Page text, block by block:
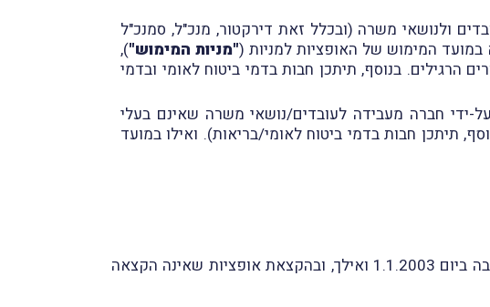
ולנושאי משרה (ובכלל זאת דירקטור, מנכ"ל, סמנכ"ל
המימוש של האופציות למניות ("מניות המימוש"),
הרגילים. בנוסף, תיתכן חבות בדמי ביטוח לאומי ובדמי
ידי חברה מעבידה לעובדים/נושאי משרה שאינם בעלי
תיתכן חבות בדמי ביטוח לאומי/בריאות). ואילו במועד
הסעיף המתוקן חל, בין היתר, על הקצאת אופציות לעובדים לפי תוכנית שהחברה המעבידה בחברה בה ביום 1.1.2003 ואילך, ובהקצאת אופציות שאינה הקצאה